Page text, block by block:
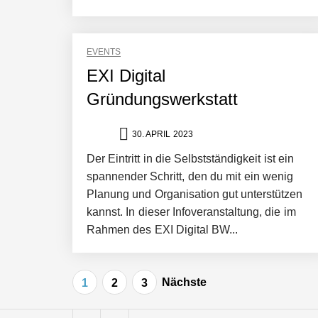
EVENTS
EXI Digital
Gründungswerkstatt
30. APRIL 2023
Der Eintritt in die Selbstständigkeit ist ein
spannender Schritt, den du mit ein wenig
Planung und Organisation gut unterstützen
kannst. In dieser Infoveranstaltung, die im
Rahmen des EXI Digital BW...
Seitennummerierung
1 2 3 Nächste
Daniel Jarr von Pyck